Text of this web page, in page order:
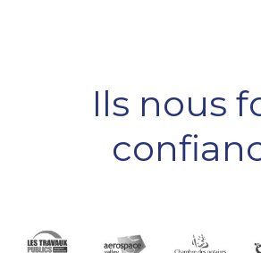
Ils nous